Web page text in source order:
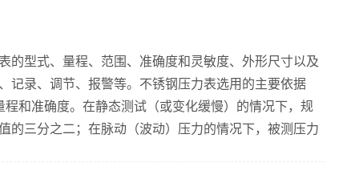
的型式、量程、范围、准确度和灵敏度、外形尺寸以及
记录、调节、报警等。不锈钢压力表选用的主要依据
和准确度。在静态测试（或变化缓慢）的情况下，规
的三分之二；在脉动（波动）压力的情况下，被测压力